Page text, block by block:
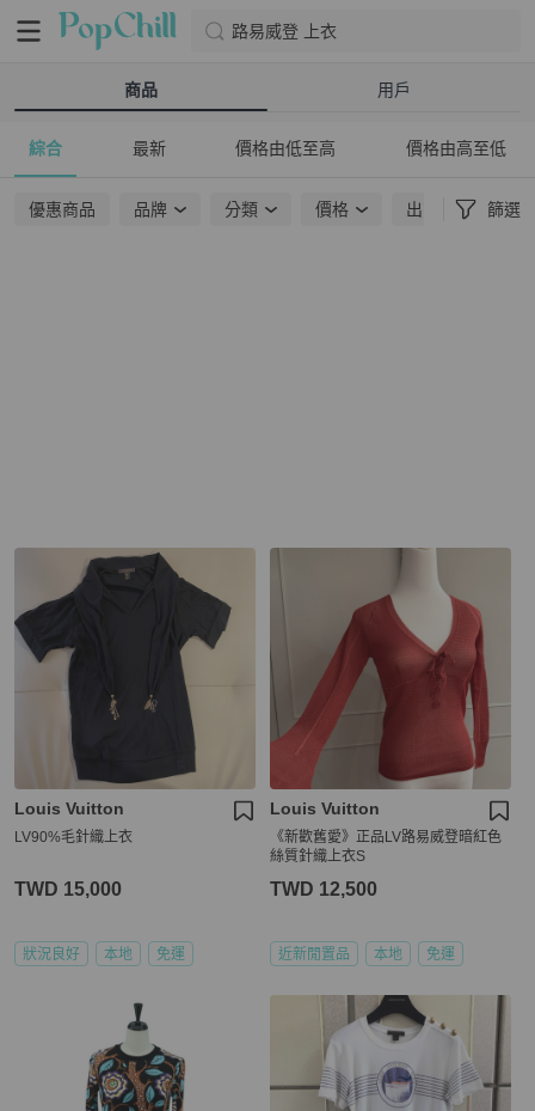
路易威登 上衣
商品 用戶
綜合 最新 價格由低至高 價格由高至低
優惠商品 品牌 分類 價格 出貨地點 篩選
Louis Vuitton
LV90%毛針織上衣
TWD 15,000
狀況良好 本地 免運
Louis Vuitton
《新歡舊愛》正品LV路易威登暗紅色
絲質針織上衣S
TWD 12,500
近新閒置品 本地 免運